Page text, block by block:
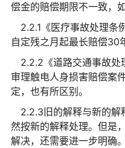
偿金的赔偿期限不一致，如
2.2.1《医疗事故处理条
自定残之月起最长赔偿30
2.2.2《道路交通事故处
审理触电人身损害赔偿案
定，也有所区别。
2.2.3旧的解释与新的解
然按新的解释处理。但是
解决，还需要进一步明确。